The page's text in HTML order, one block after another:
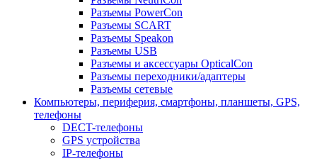
Разъемы PowerCon
Разъемы SCART
Разъемы Speakon
Разъемы USB
Разъемы и аксессуары OpticalCon
Разъемы переходники/адаптеры
Разъемы сетевые
Компьютеры, периферия, смартфоны, планшеты, GPS,
телефоны
DECT-телефоны
GPS устройства
IP-телефоны